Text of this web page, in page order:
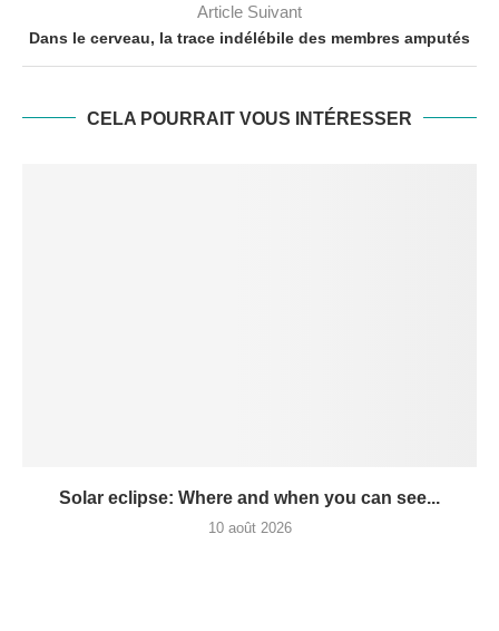
Article Suivant
Dans le cerveau, la trace indélébile des membres amputés
CELA POURRAIT VOUS INTÉRESSER
Solar eclipse: Where and when you can see...
10 août 2026